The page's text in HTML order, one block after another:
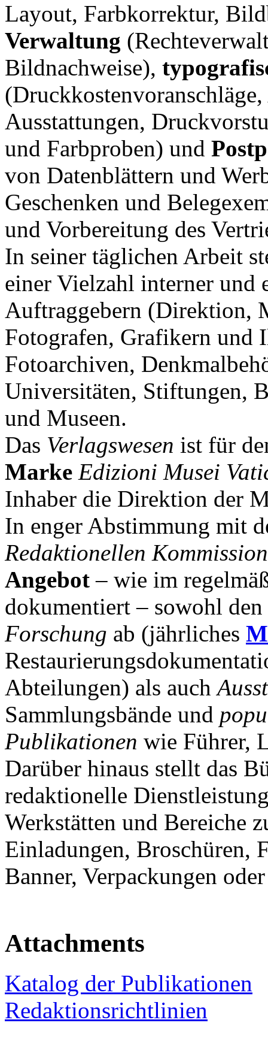
Layout, Farbkorrektur,
Verwaltung
Bildnachweise),
Ausstattungen,
und Farbproben) und
von Datenblättern und
Geschenken und
und Vorbereitung des
In seiner täglichen Arbeit
einer Vielzahl interner und
Auftraggebern (Direktion,
Fotografen, Grafikern und
Fotoarchiven,
Universitäten, Stiftungen,
und Museen.
Das Verlagswesen ist für
Marke Edizioni Musei
Inhaber die Direktion der
In enger Abstimmung mit
Redaktionellen Kommission
Angebot – wie im
dokumentiert – sowohl
Forschung ab (jährliches
Abteilungen) als auch
Sammlungsbände und
Publikationen wie Führer,
Darüber hinaus stellt das
redaktionelle
Werkstätten und Bereiche
Einladungen, Broschüren,
Banner, Verpackungen
Attachments
Katalog der Publikationen
Redaktionsrichtlinien